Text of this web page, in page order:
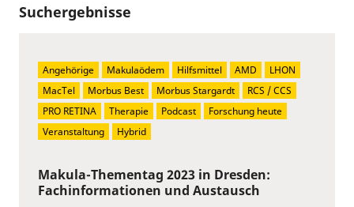
Suchergebnisse
Makula-Thementag 2023 in Dresden:
Fachinformationen und Austausch
Angehörige Makulaödem Hilfsmittel AMD
LHON
MacTel
Morbus Best Morbus Stargardt
RCS / CCS
PRO RETINA
Therapie Podcast
Forschung heute
Veranstaltung
Hybrid